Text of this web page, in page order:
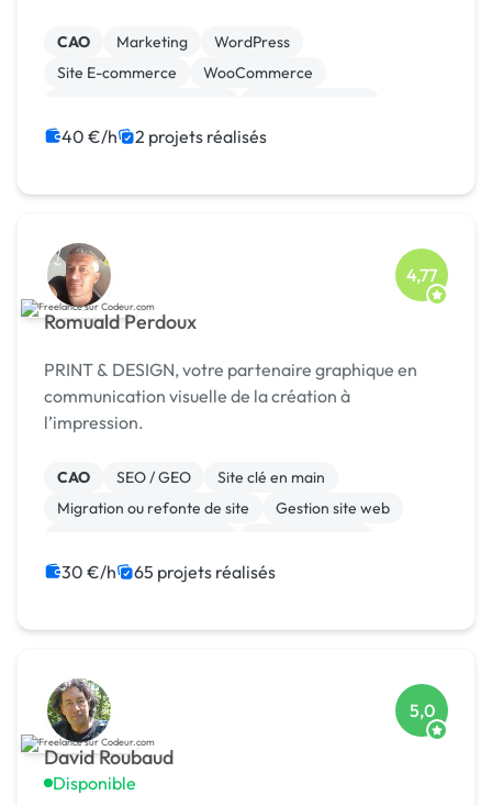
à la promotion de votre entreprise. 👍
Compétences Clé...
CAO Marketing
WordPress
Site E-commerce
WooCommerce
Site clé en main
Motion design
40 €/h 2 projets réalisés
Romuald Perdoux
4,77
PRINT & DESIGN, votre partenaire graphique en
communication visuelle de la création à
l’impression.
CAO SEO / GEO
Site clé en main
Migration ou refonte de site
Gestion site web
Système de paiement
Paypal
30 €/h 65 projets réalisés
David Roubaud
Disponible
5,0